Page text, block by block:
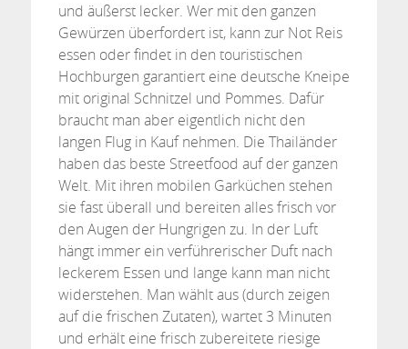
und äußerst lecker. Wer mit den ganzen
Gewürzen überfordert ist, kann zur Not Reis
essen oder findet in den touristischen
Hochburgen garantiert eine deutsche Kneipe
mit original Schnitzel und Pommes. Dafür
braucht man aber eigentlich nicht den
langen Flug in Kauf nehmen. Die Thailänder
haben das beste Streetfood auf der ganzen
Welt. Mit ihren mobilen Garküchen stehen
sie fast überall und bereiten alles frisch vor
den Augen der Hungrigen zu. In der Luft
hängt immer ein verführerischer Duft nach
leckerem Essen und lange kann man nicht
widerstehen. Man wählt aus (durch zeigen
auf die frischen Zutaten), wartet 3 Minuten
und erhält eine frisch zubereitete riesige